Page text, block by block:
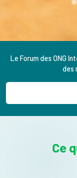
Le Forum des ONG
des
Ce